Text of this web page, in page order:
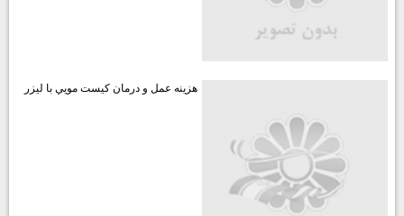
هزينه عمل و درمان كيست مويي با ليزر